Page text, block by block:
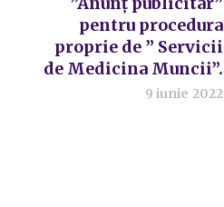
pentru procedura
proprie de ” Servicii
de Medicina Muncii”.
9 iunie 2022